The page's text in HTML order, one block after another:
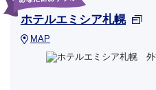
ホテルエミシア札幌
MAP